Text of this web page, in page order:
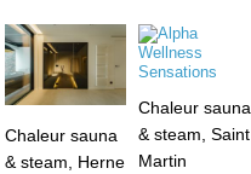
Chaleur sauna
& steam, Herne
Chaleur sauna
& steam, Saint
Martin